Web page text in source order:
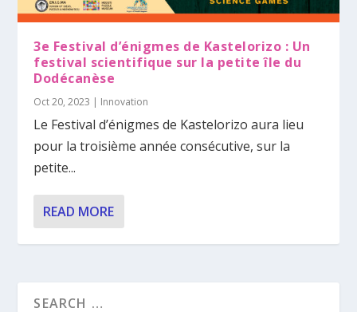
3e Festival d’énigmes de Kastelorizo : Un
festival scientifique sur la petite île du
Dodécanèse
Oct 20, 2023 | Innovation
Le Festival d’énigmes de Kastelorizo aura lieu
pour la troisième année consécutive, sur la
petite...
READ MORE